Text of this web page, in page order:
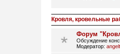
Кровля, кровельные
Форум
Обсуждение
Модератор: